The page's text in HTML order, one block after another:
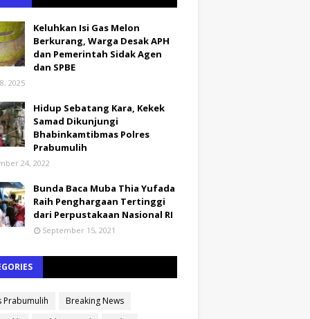
Keluhkan Isi Gas Melon
Berkurang, Warga Desak APH
dan Pemerintah Sidak Agen
dan SPBE
2025
Hidup Sebatang Kara, Kekek
Samad Dikunjungi
Bhabinkamtibmas Polres
Prabumulih
24, 2022
Bunda Baca Muba Thia Yufada
Raih Penghargaan Tertinggi
dari Perpustakaan Nasional RI
September 15, 2021
Prabumulih
Breaking News